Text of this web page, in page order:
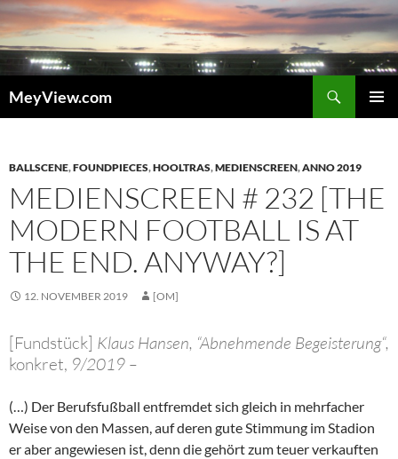
Zum
Inhalt
springen
MeyView.com
BALLSCENE,FOUNDPIECES,HOOLTRAS,MEDIENSCREEN,ANNO 2019
MEDIENSCREEN # 232 [THE
MODERN FOOTBALL IS AT
THE END. ANYWAY?]
12. NOVEMBER 2019 [OM]
[Fundstück] Klaus Hansen, “Abnehmende Begeisterung“,
konkret, 9/2019 –
(…) Der Berufsfußball entfremdet sich gleich in mehrfacher
Weise von den Massen, auf deren gute Stimmung im Stadion
er aber angewiesen ist, denn die gehört zum teuer verkauften